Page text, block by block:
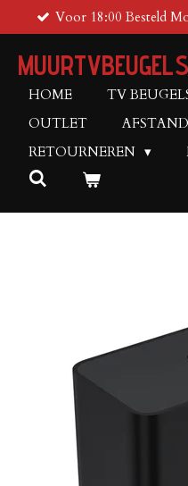
direct
naar
de
hoofdinhoud
Voor 18:00 Besteld
HOME TV
OUTLET
RETOURNEREN